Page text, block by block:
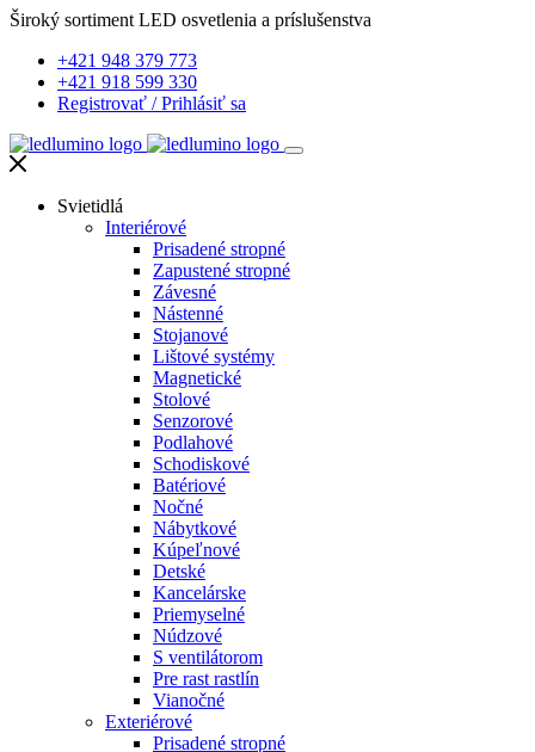
Široký sortiment LED osvetlenia a príslušenstva
+421 948 379 773
+421 918 599 330
Registrovať /Prihlásiť sa
Svietidlá
Interiérové
Prisadené stropné
Zapustené stropné
Závesné
Nástenné
Stojanové
Lištové systémy
Magnetické
Stolové
Senzorové
Podlahové
Schodiskové
Batériové
Nočné
Nábytkové
Kúpeľnové
Detské
Kancelárske
Priemyselné
Núdzové
S ventilátorom
Pre rast rastlín
Vianočné
Exteriérové
Prisadené stropné